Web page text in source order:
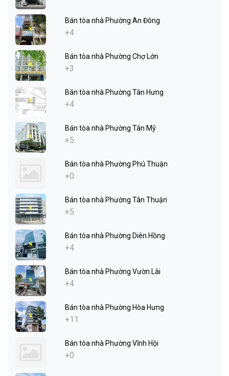
Bán tòa nhà Phường An Đông
+4
Bán tòa nhà Phường Chợ Lớn
+3
Bán tòa nhà Phường Tân Hưng
+4
Bán tòa nhà Phường Tân Mỹ
+5
Bán tòa nhà Phường Phú Thuận
+0
Bán tòa nhà Phường Tân Thuận
+5
Bán tòa nhà Phường Diên Hồng
+4
Bán tòa nhà Phường Vườn Lài
+4
Bán tòa nhà Phường Hòa Hưng
+11
Bán tòa nhà Phường Vĩnh Hội
+0